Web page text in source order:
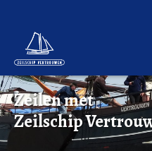
Zeilen met
Zeilschip